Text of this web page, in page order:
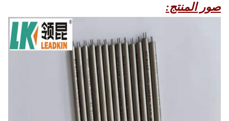
صور المنتج: